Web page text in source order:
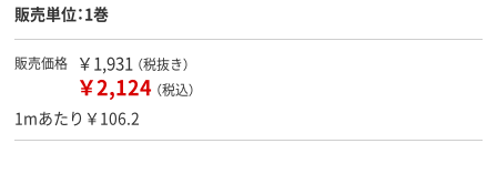
販売単位：1巻
販売価格 ￥1,931 （税抜き）
￥2,124 （税込）
1mあたり￥106.2